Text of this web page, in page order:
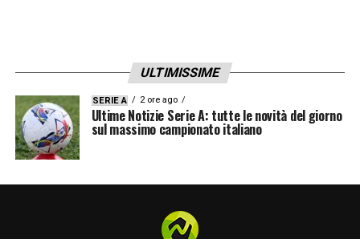
ULTIMISSIME
SERIE A 2 ore ago
Ultime Notizie Serie A: tutte le novità del giorno
sul massimo campionato italiano